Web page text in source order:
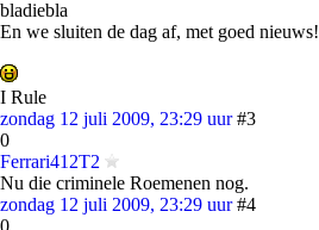
bladiebla
En we sluiten de dag af, met goed nieuws!
I Rule
zondag 12 juli 2009, 23:29 uur #3
0
Ferrari412T2
Nu die criminele Roemenen nog.
zondag 12 juli 2009, 23:29 uur #4
0